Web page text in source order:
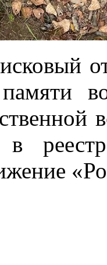
памяти
реестр